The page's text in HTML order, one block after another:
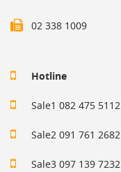
02 338 1009
Hotline
Sale1 082 475 5112
Sale2 091 761 2682
Sale3 097 139 7232